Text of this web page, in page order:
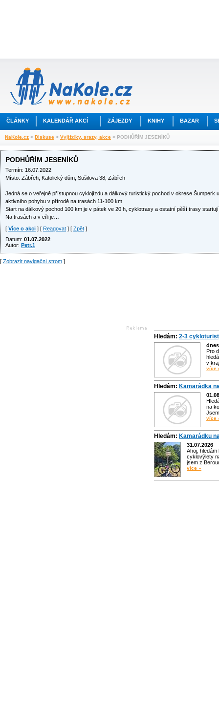
ČLÁNKY KALENDÁŘ AKCÍ ZÁJEZDY KNIHY BAZAR
NaKole.cz > Diskuse > Vyjížďky, srazy, akce > PODHŮŘÍM JESENÍKŮ
PODHŮŘÍM JESENÍKŮ
Termín: 16.07.2022
Místo: Zábřeh, Katolický dům, Sušilova 38, Zábřeh
Jedná se o veřejně přístupnou cyklojízdu a dálkový turistický pochod v okrese Šumperk
aktivního pohybu v přírodě na trasách 11-100 km.
Start na dálkový pochod 100 km je v pátek ve 20 h, cyklotrasy a ostatní pěší trasy
Na trasách a v cíli je…
[ Více o akci ] [ Reagovat ] [ Zpět ]
Datum: 01.07.2022
Autor: Petr.1
[ Zobrazit navigační strom ]
Hledám: 2-3
dnes
Pro
v
více
Hledám: Kamarádka
na
více
Hledám: Kamarádku
31.07.2026
Ahoj,
cyklovýlety
jsem z
více »